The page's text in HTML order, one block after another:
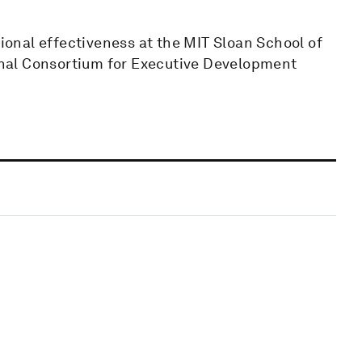
effectiveness at the MIT Sloan School of
Consortium for Executive Development